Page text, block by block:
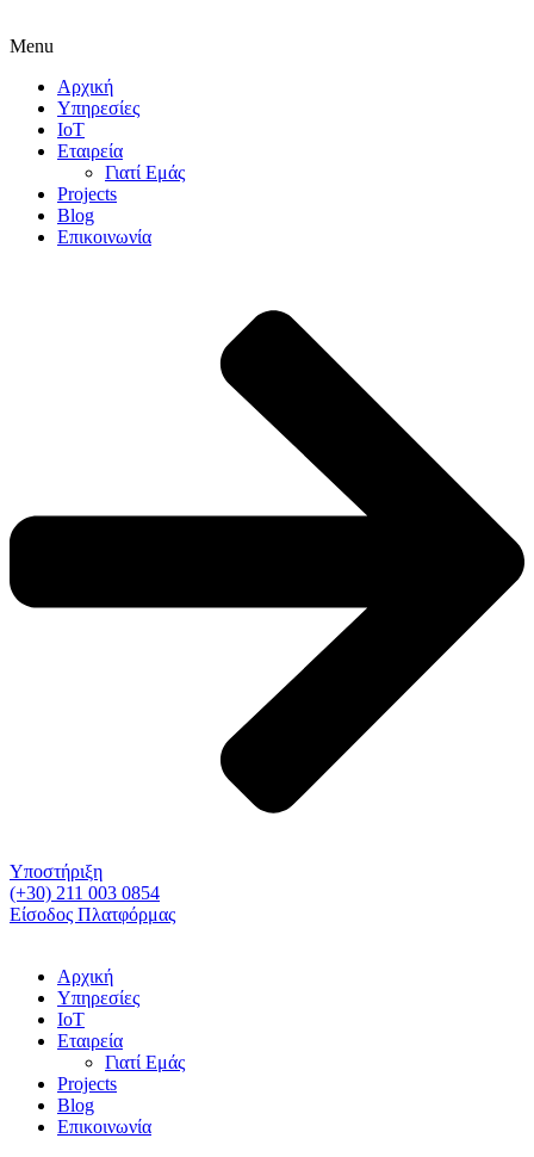
Menu
Αρχική
Υπηρεσίες
IoT
Εταιρεία
Γιατί Εμάς
Projects
Blog
Επικοινωνία
Υποστήριξη
(+30) 211 003 0854
Είσοδος Πλατφόρμας
Αρχική
Υπηρεσίες
IoT
Εταιρεία
Γιατί Εμάς
Projects
Blog
Επικοινωνία